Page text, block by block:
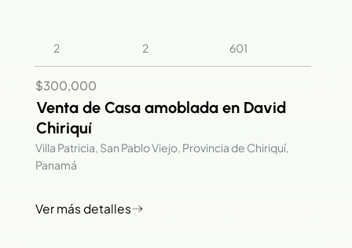
2 2 601
$300,000
Venta de Casa amoblada en David
Chiriquí
Villa Patricia, San Pablo Viejo, Provincia de Chiriquí,
Panamá